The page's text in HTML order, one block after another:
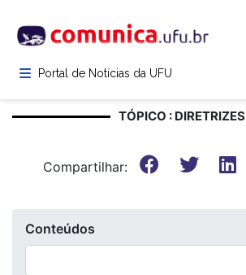
para
conteúdoPortal de Notícias da UFU
TÓPICO : DIRETRIZES
Compartilhar:
Conteúdos